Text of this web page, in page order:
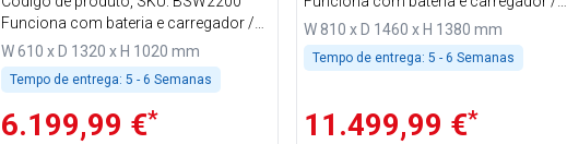
Funciona com bateria e carregador /
230 volts
W 610 x D 1320 x H 1020 mm
Tempo de entrega: 5 - 6 Semanas
6.199,99 €*
230 volts
W 810 x D 1460 x H 1380 mm
Tempo de entrega: 5 - 6 Semanas
11.499,99 €*